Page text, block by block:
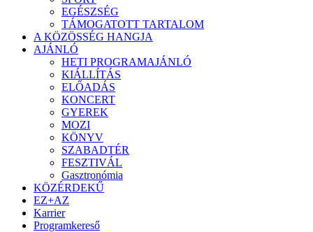
EGÉSZSÉG
TÁMOGATOTT TARTALOM
A KÖZÖSSÉG HANGJA
AJÁNLÓ
HETI PROGRAMAJÁNLÓ
KIÁLLÍTÁS
ELŐADÁS
KONCERT
GYEREK
MOZI
KÖNYV
SZABADTÉR
FESZTIVÁL
Gasztronómia
KÖZÉRDEKŰ
EZ+AZ
Karrier
Programkereső